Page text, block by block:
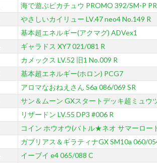
海で遊ぶピカチュウ PROMO 392/SM-P
やさしいカイリュー LV.47 neo4 No.149 R
基本超エネルギー(アクマグ) ADVex1
ギャラドス XY7 021/081 R
カメックス LV.52 旧1 No.009 R
基本超エネルギー(ホロン) PCG7
アロマなおねえさん S6a 086/069 SR
サン＆ムーン GXスタートデッキ超ミュウ
リザードン LV.55 DP3 #006 R
コイン ホウオウ(バトル★ネオ サマーロー
ガブリアス＆ギラティナGX SM10a 060/
イーブイ e4 065/088 C